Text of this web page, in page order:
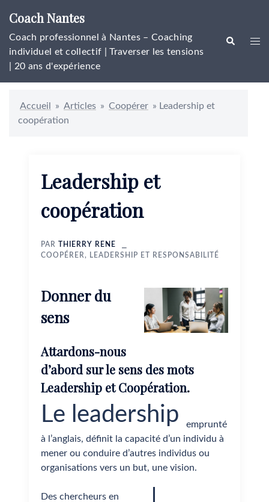
contenu
Coach Nantes
Coach professionnel à Nantes – Coaching
individuel et collectif | Traverser les tensions
| 20 ans d'expérience
Rechercher
Accueil » Articles » Coopérer » Leadership et
coopération
Leadership et
coopération
PARTHIERRY RENE
COOPÉRER, LEADERSHIP ET RESPONSABILITÉ
Donner du
sens
Attardons-nous
d’abord sur le sens des mots
Leadership et Coopération.
Le leadership
emprunté
à l’anglais, définit la capacité d’un individu à
mener ou conduire d’autres individus ou
organisations vers un but, une vision.
Des chercheurs en